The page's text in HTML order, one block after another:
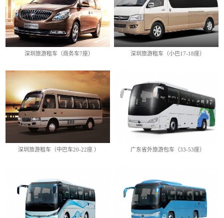
深圳旅游租车（商务车7座） 深圳旅游租车（小巴17-18座）
深圳旅游租车（中巴车20-22座 ）
深圳旅游租车（中巴车20-22
座 ）
查看详情
广东省外旅游包车（33-53座）
广东省外旅游包车（33-53
座）
查看详情
广东省内旅游包车（33-53
座）
深圳旅游包车（大巴33-53
座）
查看详情